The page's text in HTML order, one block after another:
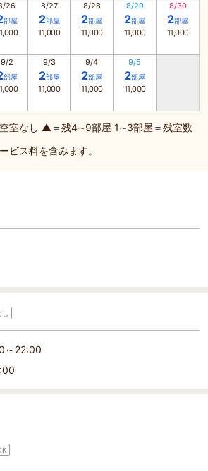
26
部屋
8/27
2部屋
11,000
8/28
2部屋
11,000
8/29
2部屋
11,000
8/30
2部屋
11,000
9/2
部屋
9/3
2部屋
11,000
9/4
2部屋
11,000
9/5
2部屋
11,000
室なし ▲＝残4∼9部屋 1∼3部屋＝残室数
ビス料を含みます。
～22:00